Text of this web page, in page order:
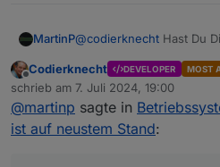
MartinP@codierknecht Hast Du
In den Proxmox Foren
Offline
Codierknecht DEVELOPER MOST
schrieb am 7. Juli 2024, 19:00
zuletzt editiert von
@martinp sagte in
ist auf neustem Stand: